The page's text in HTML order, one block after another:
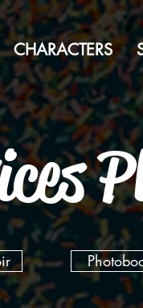
CHARACTERS